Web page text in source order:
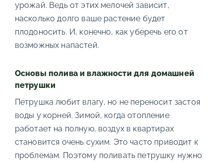
урожай. Ведь от этих мелочей зависит,
насколько долго ваше растение будет
плодоносить. И, конечно, как уберечь его от
возможных напастей.
Основы полива и влажности для домашней
петрушки
Петрушка любит влагу, но не переносит застоя
воды у корней. Зимой, когда отопление
работает на полную, воздух в квартирах
становится очень сухим. Это часто приводит к
проблемам. Поэтому поливать петрушку нужно